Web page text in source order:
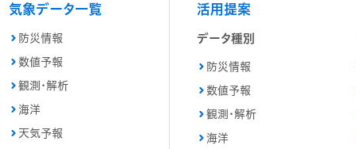
気象データ一覧
防災情報
数値予報
観測・解析
海洋
天気予報
活用提案
データ種別
防災情報
数値予報
観測・解析
海洋